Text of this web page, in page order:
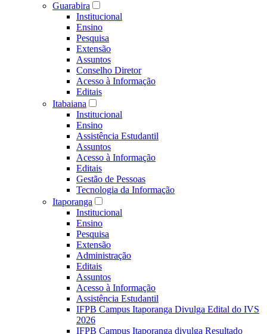
Guarabira
Institucional
Ensino
Pesquisa
Extensão
Assuntos
Conselho Diretor
Acesso à Informação
Editais
Itabaiana
Institucional
Ensino
Assistência Estudantil
Assuntos
Acesso à Informação
Editais
Gestão de Pessoas
Tecnologia da Informação
Itaporanga
Institucional
Ensino
Pesquisa
Extensão
Administração
Editais
Assuntos
Acesso à Informação
Assistência Estudantil
IFPB Campus Itaporanga Divulga Edital do IVS
2026
IFPB Campus Itaporanga divulga Resultado